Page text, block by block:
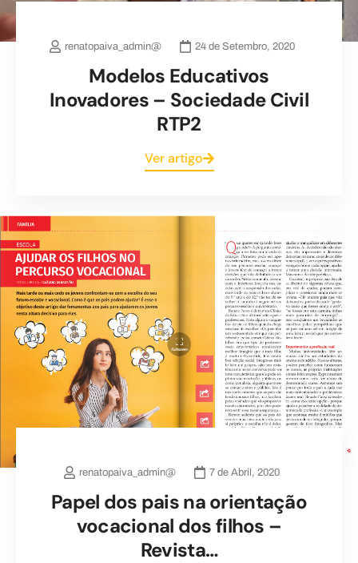
renatopaiva_admin@ 24 de Setembro, 2020
Modelos Educativos
Inovadores – Sociedade Civil
RTP2
Ver artigo
renatopaiva_admin@ 7 de Abril, 2020
Papel dos pais na orientação
vocacional dos filhos –
Revista…